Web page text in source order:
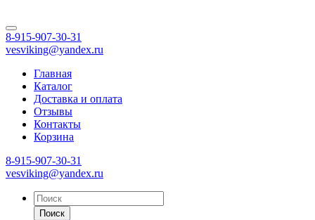
8-915-907-30-31
vesviking@yandex.ru
Главная
Каталог
Доставка и оплата
Отзывы
Контакты
Корзина
8-915-907-30-31
vesviking@yandex.ru
Поиск